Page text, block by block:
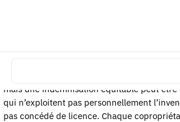
mais une indemnisation équitable peut
qui n’exploitent pas personnellement
pas concédé de licence. Chaque